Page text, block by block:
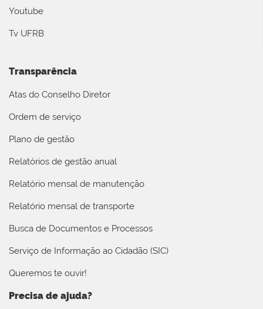
Youtube
Tv UFRB
Transparência
Atas do Conselho Diretor
Ordem de serviço
Plano de gestão
Relatórios de gestão anual
Relatório mensal de manutenção
Relatório mensal de transporte
Busca de Documentos e Processos
Serviço de Informação ao Cidadão (SIC)
Queremos te ouvir!
Precisa de ajuda?